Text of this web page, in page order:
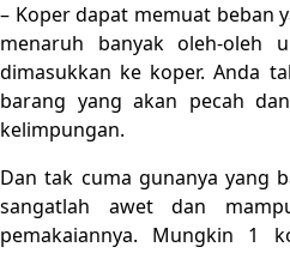
– Koper dapat memuat beban
menaruh banyak oleh-oleh
dimasukkan ke koper. Anda
barang yang akan pecah
kelimpungan.
Dan tak cuma gunanya yang
sangatlah awet dan
pemakaiannya. Mungkin 1